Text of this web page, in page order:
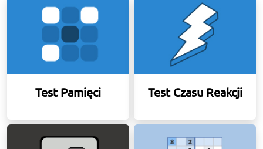
Test Pamięci Test Czasu Reakcji